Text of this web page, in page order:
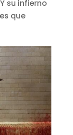
su infierno
que